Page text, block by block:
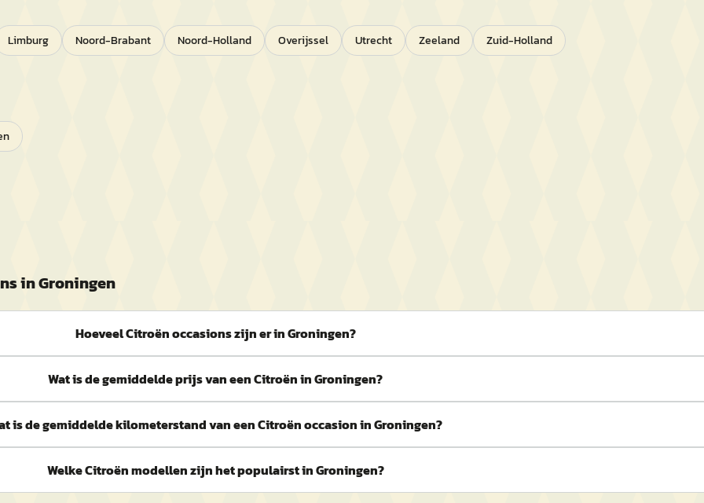
Limburg Noord-Brabant Noord-Holland Overijssel Utrecht Zeeland Zuid-Holland
inGroningen
Hoeveel Citroën occasions zijn er in Groningen?
Wat is de gemiddelde prijs van een Citroën in Groningen?
is de gemiddelde kilometerstand van een Citroën occasion in Groningen?
Welke Citroën modellen zijn het populairst in Groningen?